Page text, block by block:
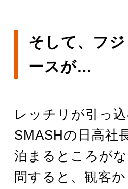
そして、フ
ースが…
レッチリが引っ
SMASHの日高社
泊まるところが
問すると、観客